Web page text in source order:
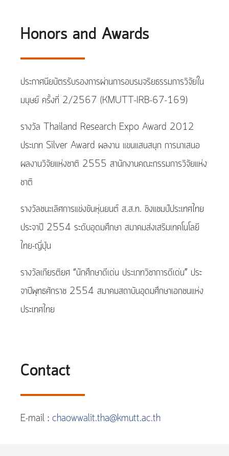
Honors and Awards
ประกาศนียบัตรรับรองการผ่านการอบรมจริยธรรมการวิจัยใน
มนุษย์ ครั้งที่ 2/2567 (KMUTT-IRB-67-169)
รางวัล Thailand Research Expo Award 2012
ประเภท Silver Award ผลงาน แขนแสนสนุก การนาเสนอ
ผลงานวิจัยแห่งชาติ 2555 สานักงานคณะกรรมการวิจัยแห่ง
ชาติ
รางวัลชนะเลิศการแข่งขันหุ่นยนต์ ส.ส.ท. ชิงแชมป์ประเทศไทย
ประจาปี 2554 ระดับอุดมศึกษา สมาคมส่งเสริมเทคโนโลยี
ไทย-ญี่ปุ่น
รางวัลเกียรติยศ “นักศึกษาดีเด่น ประเภทวิชาการดีเด่น” ประ
จาปีพุทธศักราช 2554 สมาคมสถาบันอุดมศึกษาเอกชนแห่ง
ประเทศไทย
Contact
E-mail : chaowwalit.tha@kmutt.ac.th